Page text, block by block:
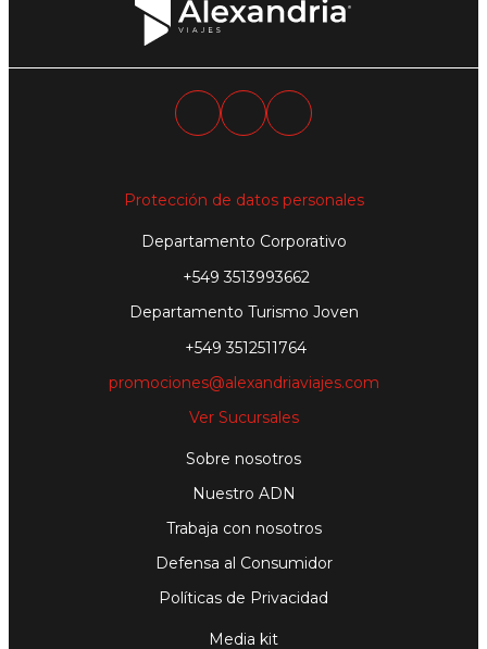
Protección de datos personales
Departamento Corporativo
+549 3513993662
Departamento Turismo Joven
+549 3512511764
promociones@alexandriaviajes.com
Ver Sucursales
Sobre nosotros
Nuestro ADN
Trabaja con nosotros
Defensa al Consumidor
Políticas de Privacidad
Media kit